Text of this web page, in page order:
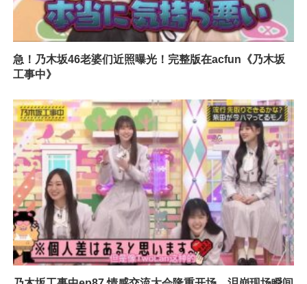
急！乃木坂46老婆们近照曝光！完整版在acfun《乃木坂
工事中》